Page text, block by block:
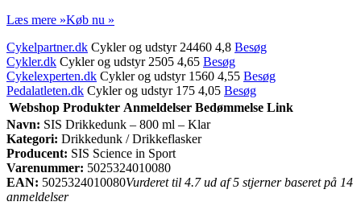
Læs mere »Køb nu »
Cykelpartner.dk Cykler og udstyr 24460 4,8 Besøg
Cykler.dk Cykler og udstyr 2505 4,65 Besøg
Cykelexperten.dk Cykler og udstyr 1560 4,55 Besøg
Pedalatleten.dk Cykler og udstyr 175 4,05 Besøg
Webshop Produkter Anmeldelser Bedømmelse Link
Navn: SIS Drikkedunk – 800 ml – Klar
Kategori: Drikkedunk / Drikkeflasker
Producent: SIS Science in Sport
Varenummer: 5025324010080
EAN: 5025324010080Vurderet til 4.7 ud af 5 stjerner baseret på 14
anmeldelser